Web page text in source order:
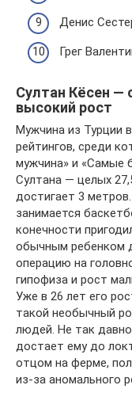
Денис
Грег
Султан Кёсен —
высокий рост
Мужчина из Турции
рейтингов, среди
мужчина» и «Самые
Султана — целых
достигает 3
занимается
конечности
обычным ребенком
операцию на
гипофиза и рост
Уже в 26 лет его
такой необычный
людей. Не так давно
достает ему до
отцом на ферме,
из-за аномального